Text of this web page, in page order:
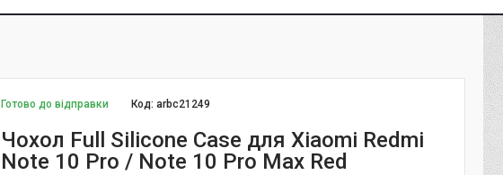
Готово до відправки Код:arbc21249
Чохол Full Silicone Case для Xiaomi Redmi
Note 10 Pro / Note 10 Pro Max Red